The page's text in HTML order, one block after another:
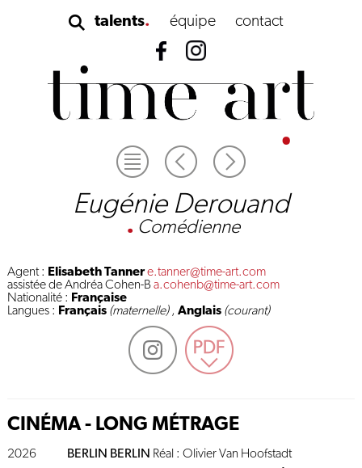
talents équipe contact
Eugénie Derouand
. Comédienne
Agent : Elisabeth Tannere.tanner@time-art.com
assistée de Andréa Cohen-Ba.cohenb@time-art.com
Nationalité : Française
Langues : Français (maternelle), Anglais (courant)
CINÉMA - LONG MÉTRAGE
2026 BERLIN BERLIN Réal : Olivier Van Hoofstadt